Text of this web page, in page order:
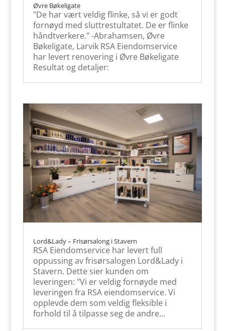
Øvre Bøkeligate
"De har vært veldig flinke, så vi er godt
fornøyd med sluttrestultatet. De er flinke
håndtverkere." -Abrahamsen, Øvre
Bøkeligate, Larvik RSA Eiendomservice
har levert renovering i Øvre Bøkeligate
Resultat og detaljer:
Lord&Lady – Frisørsalong i Stavern
RSA Eiendomservice har levert full
oppussing av frisørsalogen Lord&Lady i
Stavern. Dette sier kunden om
leveringen: "Vi er veldig fornøyde med
leveringen fra RSA eiendomservice. Vi
opplevde dem som veldig fleksible i
forhold til å tilpasse seg de andre...